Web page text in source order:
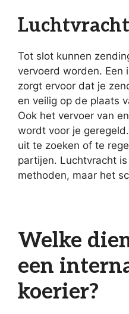
Luchtvracht
Tot slot kunnen
vervoerd worden. Een
zorgt ervoor dat je
en veilig op de plaats
Ook het vervoer van
wordt voor je
uit te zoeken of te
partijen. Luchtvracht
methoden, maar het
Welke
een
koerier?